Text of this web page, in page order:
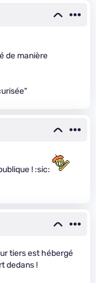
de manière
! :sic:
tiers est hébergé
dedans !